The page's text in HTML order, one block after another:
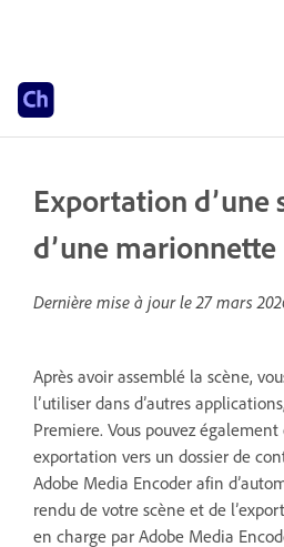
Exportation d’une
d’une marionnette
Dernière mise à jour le27 mars
Après avoir assemblé la scène,
l’utiliser dans d’autres
Premiere. Vous pouvez
exportation vers un dossier de
Adobe Media Encoder afin
rendu de votre scène et de
en charge par Adobe Media